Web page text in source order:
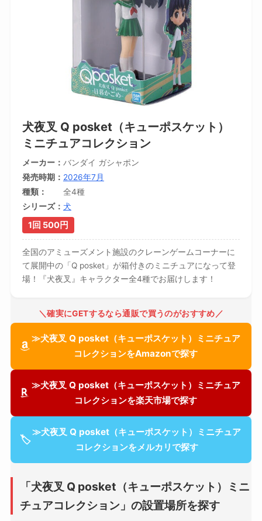
犬夜叉 Q posket（キューポスケット）
ミニチュアコレクション
メーカー
バンダイ ガシャポン
発売時期
2026年7月
種類
全4種
シリーズ
犬
1回 500円
全国のアミューズメント施設のクレーンゲームコーナーに
て展開中の「Q posket」が箱付きのミニチュアになって登
場！『犬夜叉』キャラクター全4種でお届けします！
＼確実にGETするなら通販で買うのがおすすめ／
≫犬夜叉 Q posket（キューポスケット）ミニチュア
コレクションをAmazonで探す
≫犬夜叉 Q posket（キューポスケット）ミニチュア
コレクションを楽天市場で探す
🏷
≫犬夜叉 Q posket（キューポスケット）ミニチュア
コレクションをメルカリで探す
「犬夜叉 Q posket（キューポスケット）ミニ
チュアコレクション」の設置場所を探す